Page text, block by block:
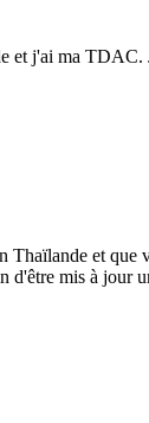
et j'ai ma
Thaïlande et
d'être mis à jour